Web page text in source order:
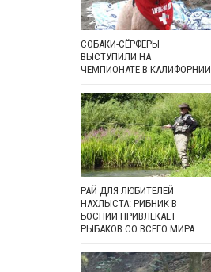
СОБАКИ-СЁРФЕРЫ
ВЫСТУПИЛИ НА
ЧЕМПИОНАТЕ В КАЛИФОРНИИ
РАЙ ДЛЯ ЛЮБИТЕЛЕЙ
НАХЛЫСТА: РИБНИК В
БОСНИИ ПРИВЛЕКАЕТ
РЫБАКОВ СО ВСЕГО МИРА